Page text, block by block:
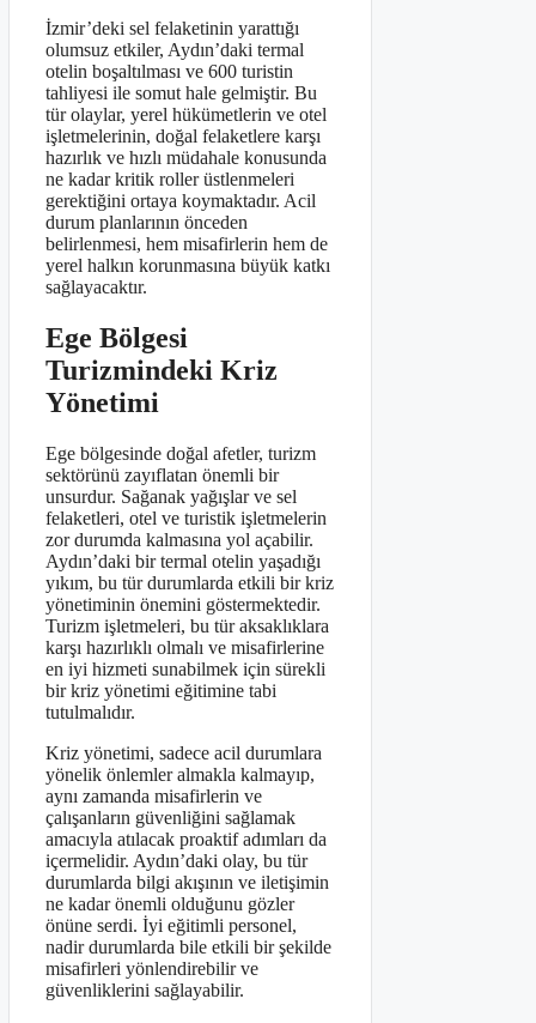
İzmir’deki sel felaketinin yarattığı
olumsuz etkiler, Aydın’daki termal
otelin boşaltılması ve 600 turistin
tahliyesi ile somut hale gelmiştir. Bu
tür olaylar, yerel hükümetlerin ve otel
işletmelerinin, doğal felaketlere karşı
hazırlık ve hızlı müdahale konusunda
ne kadar kritik roller üstlenmeleri
gerektiğini ortaya koymaktadır. Acil
durum planlarının önceden
belirlenmesi, hem misafirlerin hem de
yerel halkın korunmasına büyük katkı
sağlayacaktır.
Ege Bölgesi
Turizmindeki Kriz
Yönetimi
Ege bölgesinde doğal afetler, turizm
sektörünü zayıflatan önemli bir
unsurdur. Sağanak yağışlar ve sel
felaketleri, otel ve turistik işletmelerin
zor durumda kalmasına yol açabilir.
Aydın’daki bir termal otelin yaşadığı
yıkım, bu tür durumlarda etkili bir kriz
yönetiminin önemini göstermektedir.
Turizm işletmeleri, bu tür aksaklıklara
karşı hazırlıklı olmalı ve misafirlerine
en iyi hizmeti sunabilmek için sürekli
bir kriz yönetimi eğitimine tabi
tutulmalıdır.
Kriz yönetimi, sadece acil durumlara
yönelik önlemler almakla kalmayıp,
aynı zamanda misafirlerin ve
çalışanların güvenliğini sağlamak
amacıyla atılacak proaktif adımları da
içermelidir. Aydın’daki olay, bu tür
durumlarda bilgi akışının ve iletişimin
ne kadar önemli olduğunu gözler
önüne serdi. İyi eğitimli personel,
nadir durumlarda bile etkili bir şekilde
misafirleri yönlendirebilir ve
güvenliklerini sağlayabilir.